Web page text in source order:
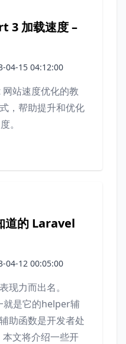
3 加载速度 –
04-15 04:12:00
站速度优化的教
，帮助提升和优化
。
道的 Laravel
04-12 00:05:00
现力而出名。
就是它的helper辅
助函数是开发者处
文将介绍一些开